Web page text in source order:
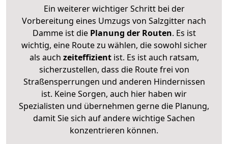
Ein weiterer wichtiger Schritt bei der
Vorbereitung eines Umzugs von Salzgitter nach
Damme ist diePlanung der Routen. Es ist
wichtig, eine Route zu wählen, die sowohl sicher
als auch zeiteffizientist. Es ist auch ratsam,
sicherzustellen, dass die Route frei von
Straßensperrungen und anderen Hindernissen
ist. Keine Sorgen, auch hier haben wir
Spezialisten und übernehmen gerne die Planung,
damit Sie sich auf andere wichtige Sachen
konzentrieren können.